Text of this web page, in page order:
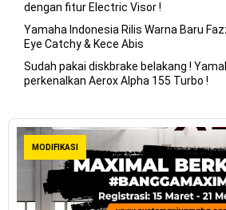
dengan fitur Electric Visor !
Yamaha Indonesia Rilis Warna Baru
Eye Catchy & Kece Abis
Sudah pakai diskbrake belakang !
perkenalkan Aerox Alpha 155 Turbo !
MODIFIKASI